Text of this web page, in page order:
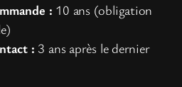
: 10 ans (obligation
: 3 ans après le dernier